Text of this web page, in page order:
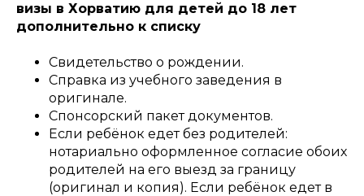
визы в Хорватию для детей до 18 лет
дополнительно к списку
Свидетельство о рождении.
Справка из учебного заведения в
оригинале.
Спонсорский пакет документов.
Если ребёнок едет без родителей:
нотариально оформленное согласие обоих
родителей на его выезд за границу
(оригинал и копия). Если ребёнок едет в